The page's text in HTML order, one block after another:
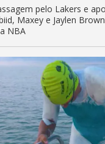
pelo Lakers e
Maxey e Jaylen
NBA